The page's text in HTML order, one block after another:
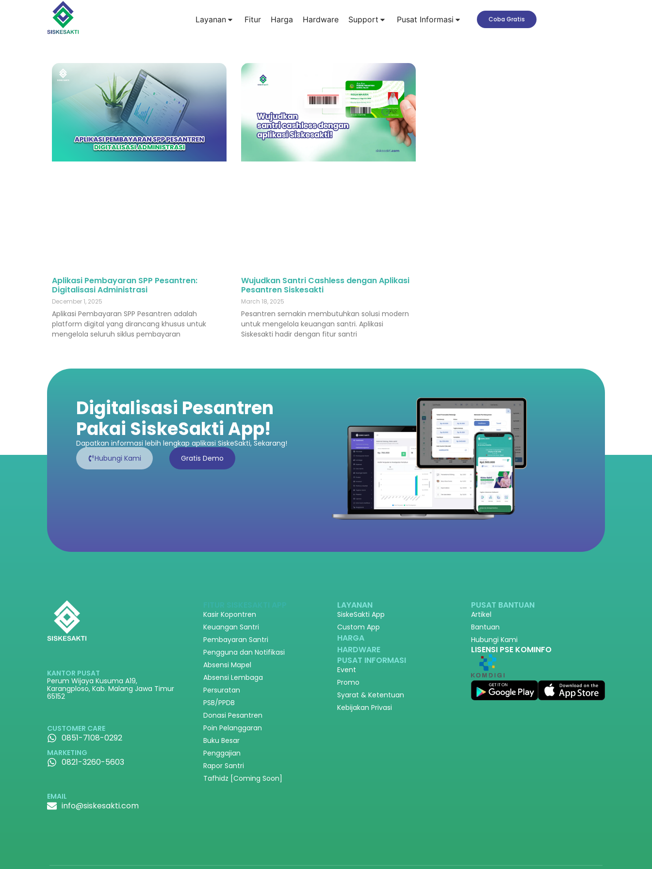
Layanan Fitur Harga Hardware Support Pusat Informasi Coba Gratis
Aplikasi Pembayaran SPP Pesantren:
Digitalisasi Administrasi
December 1, 2025
Aplikasi Pembayaran SPP Pesantren adalah
platform digital yang dirancang khusus untuk
mengelola seluruh siklus pembayaran
Wujudkan Santri Cashless dengan Aplikasi
Pesantren Siskesakti
March 18, 2025
Pesantren semakin membutuhkan solusi modern
untuk mengelola keuangan santri. Aplikasi
Siskesakti hadir dengan fitur santri
Digitalisasi Pesantren
Pakai SiskeSakti App!
Dapatkan informasi lebih lengkap aplikasi SiskeSakti, Sekarang!
Hubungi Kami
Gratis Demo
KANTOR PUSAT
Perum Wijaya Kusuma A19,
Karangploso, Kab. Malang Jawa Timur
65152
CUSTOMER CARE
0851-7108-0292
MARKETING
0821-3260-5603
EMAIL
info@siskesakti.com
Kasir Kopontren
Keuangan Santri
Pembayaran Santri
Pengguna dan Notifikasi
Absensi Mapel
Absensi Lembaga
Persuratan
PSB/PPDB
Donasi Pesantren
Poin Pelanggaran
Buku Besar
Penggajian
Rapor Santri
Tafhidz [Coming Soon]
LAYANAN
SiskeSakti App
Custom App
HARGA
HARDWARE
PUSAT INFORMASI
Event
Promo
Syarat & Ketentuan
Kebijakan Privasi
PUSAT BANTUAN
Artikel
Bantuan
Hubungi Kami
LISENSI PSE KOMINFO